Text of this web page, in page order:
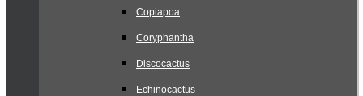
Copiapoa
Coryphantha
Discocactus
Echinocactus